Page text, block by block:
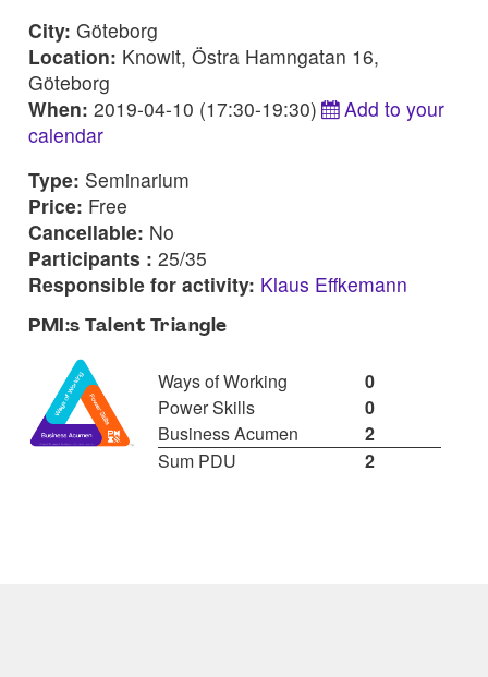
City: Göteborg
Location: Knowit, Östra Hamngatan 16,
Göteborg
When: 2019-04-10 (17:30-19:30)
Add to your
calendar
Type: Seminarium
Price: Free
Cancellable: No
Participants : 25/35
Responsible for activity: Klaus Effkemann
PMI:s Talent Triangle
Ways of Working
0
Power Skills
0
Business Acumen
2
Sum PDU
2